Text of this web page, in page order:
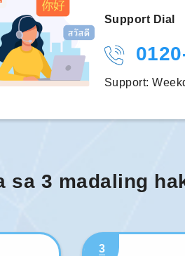
Support Dial
Support:
sa 3 madaling
3